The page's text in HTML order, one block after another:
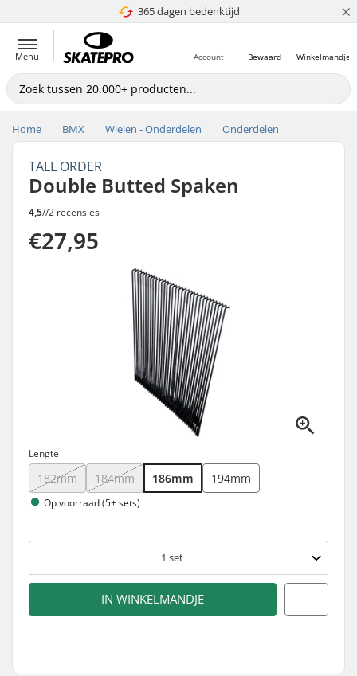
365 dagen bedenktijd
4.8 van 5 ×
Menu Winkelmandje
Bewaard
Account
Home BMX Wielen - Onderdelen Onderdelen
TALL ORDER
Double Butted Spaken
4,5//2 recensies
€27,95
Lengte
182mm 184mm 186mm 194mm
Op voorraad (5+ sets)
1 set
IN WINKELMANDJE